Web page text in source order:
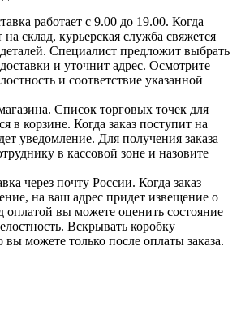
работает с 9.00 до 19.00. Когда
на склад, курьерская служба свяжется
Специалист предложит выбрать
и уточнит адрес. Осмотрите
и соответствие указанной
Список торговых точек для
в корзине. Когда заказ поступит на
уведомление. Для получения заказа
в кассовой зоне и назовите
через почту России. Когда заказ
на ваш адрес придет извещение о
оплатой вы можете оценить состояние
Вскрывать коробку
вы можете только после оплаты заказа.